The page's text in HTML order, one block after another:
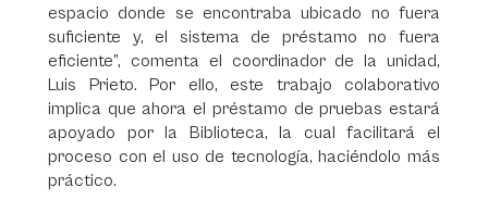
espacio donde se encontraba ubicado no fuera
suficiente y, el sistema de préstamo no fuera
eficiente”, comenta el coordinador de la unidad,
Luis Prieto. Por ello, este trabajo colaborativo
implica que ahora el préstamo de pruebas estará
apoyado por la Biblioteca, la cual facilitará el
proceso con el uso de tecnología, haciéndolo más
práctico.